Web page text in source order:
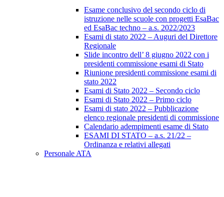
Esame conclusivo del secondo ciclo di
istruzione nelle scuole con progetti EsaBac
ed EsaBac techno – a.s. 2022/2023
Esami di stato 2022 – Auguri del Direttore
Regionale
Slide incontro dell’ 8 giugno 2022 con i
presidenti commissione esami di Stato
Riunione presidenti commissione esami di
stato 2022
Esami di Stato 2022 – Secondo ciclo
Esami di Stato 2022 – Primo ciclo
Esami di stato 2022 – Pubblicazione
elenco regionale presidenti di commissione
Calendario adempimenti esame di Stato
ESAMI DI STATO – a.s. 21/22 –
Ordinanza e relativi allegati
Personale ATA